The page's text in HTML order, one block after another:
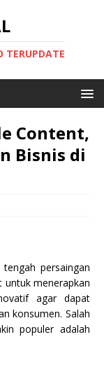
TERUPDATE
Content,
Bisnis di
tengah persaingan
untuk menerapkan
agar dapat
konsumen. Salah
populer adalah